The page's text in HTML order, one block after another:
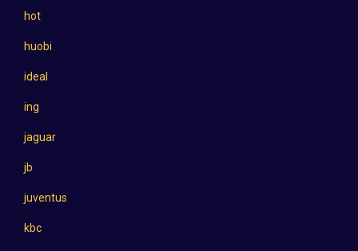
hot
huobi
ideal
ing
jaguar
jb
juventus
kbc